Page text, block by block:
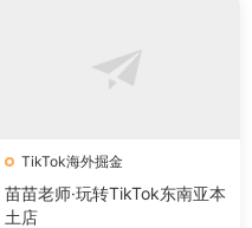
TikTok海外掘金
苗苗老师·玩转TikTok东南亚本
土店